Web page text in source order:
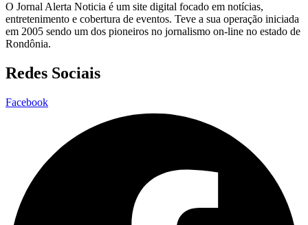
O Jornal Alerta Noticia é um site digital focado em notícias,
entretenimento e cobertura de eventos. Teve a sua operação iniciada
em 2005 sendo um dos pioneiros no jornalismo on-line no estado de
Rondônia.
Redes Sociais
Facebook